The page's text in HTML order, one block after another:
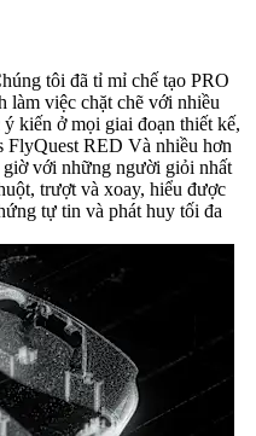
tôi đã tỉ mỉ chế tạo PRO
việc chặt chẽ với nhiều
kiến ở mọi giai đoạn thiết kế,
RED Và nhiều hơn
giờ với những người giỏi nhất
trượt và xoay, hiểu được
tự tin và phát huy tối đa